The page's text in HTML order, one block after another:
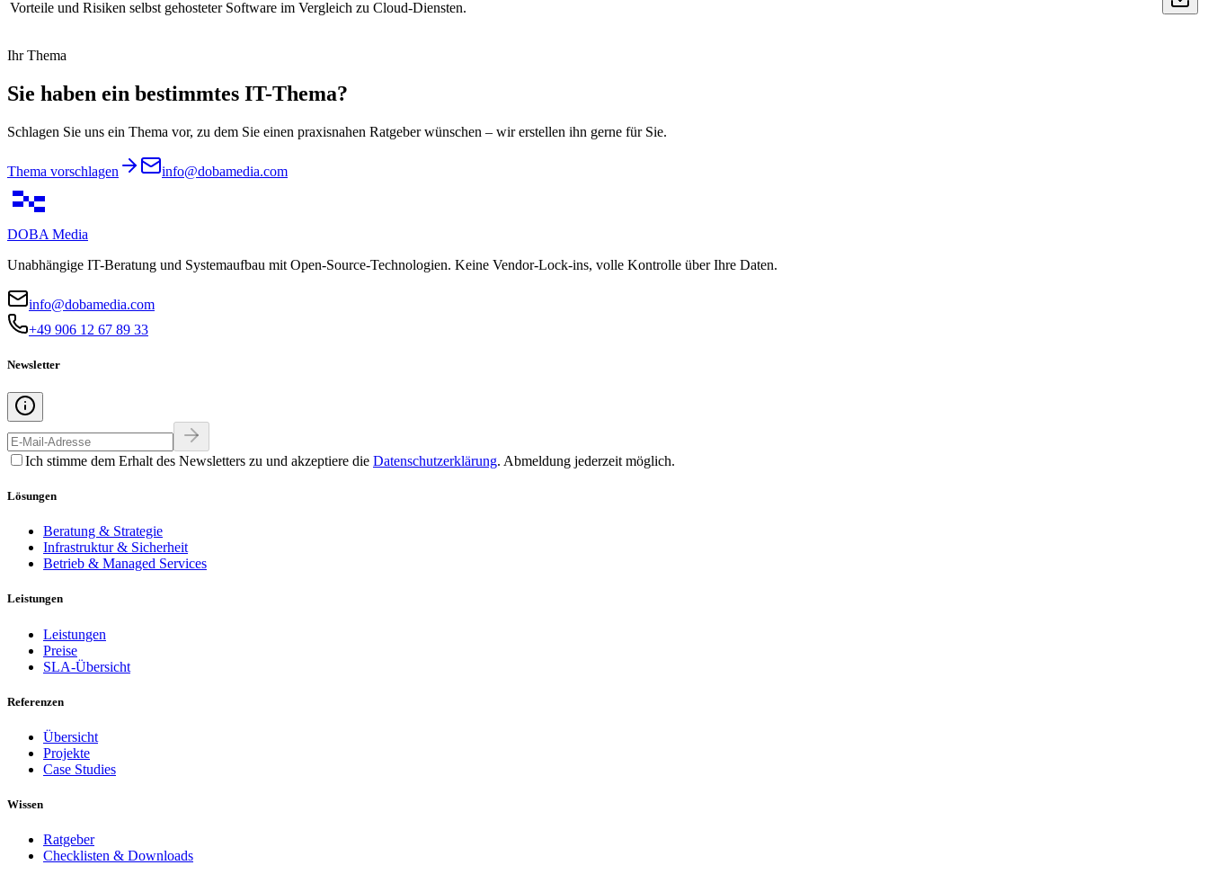
Vorteile und Risiken selbst gehosteter Software im Vergleich zu Cloud-Diensten.
Ihr Thema
Sie haben ein bestimmtes IT-Thema?
Schlagen Sie uns ein Thema vor, zu dem Sie einen praxisnahen Ratgeber wünschen – wir erstellen ihn gerne für Sie.
Thema vorschlagen info@dobamedia.com
DOBA Media
Unabhängige IT-Beratung und Systemaufbau mit Open-Source-Technologien. Keine Vendor-Lock-ins, volle Kontrolle über Ihre Daten.
info@dobamedia.com
+49 906 12 67 89 33
Newsletter
Ich stimme dem Erhalt des Newsletters zu und akzeptiere die Datenschutzerklärung. Abmeldung jederzeit möglich.
Lösungen
Beratung & Strategie
Infrastruktur & Sicherheit
Betrieb & Managed Services
Leistungen
Leistungen
Preise
SLA-Übersicht
Referenzen
Übersicht
Projekte
Case Studies
Wissen
Ratgeber
Checklisten & Downloads